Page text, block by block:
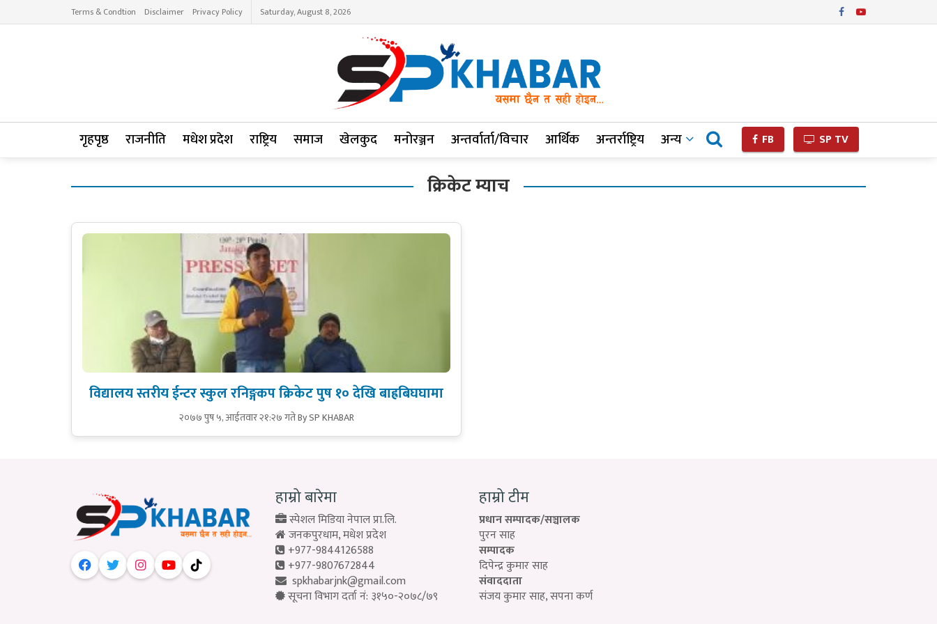
Terms & Condtion Disclaimer Privacy Policy Saturday, August 8, 2026
गृहपृष्ठ राजनीति मधेश प्रदेश राष्ट्रिय समाज खेलकुद मनोरञ्जन अन्तर्वार्ता/विचार आर्थिक अन्तर्राष्ट्रिय अन्य FB SP TV
क्रिकेट म्याच
विद्यालय स्तरीय ईन्टर स्कुल रनिङ्गकप क्रिकेट पुष १० देखि बाह्रबिघघामा
२०७७ पुष ५, आईतवार २१:२७ गतेBy SP KHABAR
हाम्रो बारेमा
स्पेशल मिडिया नेपाल प्रा.लि.
जनकपुरधाम, मधेश प्रदेश
+977-9844126588
+977-9807672844
spkhabarjnk@gmail.com
सूचना विभाग दर्ता नं: ३१५०-२०७८/७९
हाम्रो टीम
प्रधान सम्पादक/सञ्चालक
पुरन साह
सम्पादक
दिपेन्द्र कुमार साह
संवाददाता
संजय कुमार साह, सपना कर्ण